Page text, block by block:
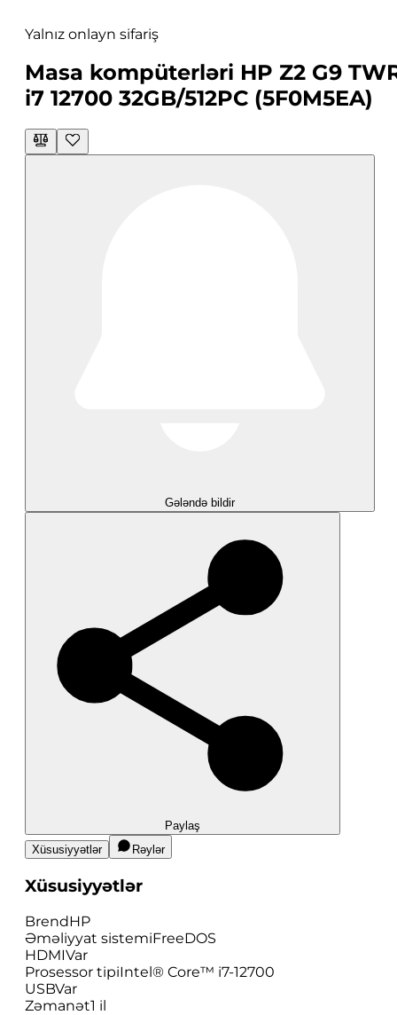
Yalnız onlayn sifariş
Masa kompüterləri HP Z2 G9
i7 12700 32GB/512PC (5F0M5EA)
Gələndə bildir
Paylaş
Xüsusiyyətlər
Rəylər
Xüsusiyyətlər
BrendHP
Əməliyyat sistemiFreeDOS
HDMIVar
Prosessor tipiIntel® Core™ i7-12700
USBVar
Zəmanət1 il